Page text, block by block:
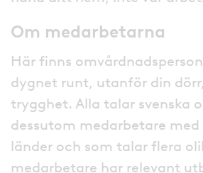
Om medarbetarna
Här finns
dygnet runt, utanför din
trygghet. Alla talar svenska
dessutom medarbetare med
länder och som talar flera
medarbetare har relevant